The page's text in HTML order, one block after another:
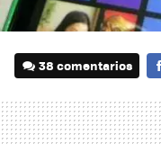
38 comentarios